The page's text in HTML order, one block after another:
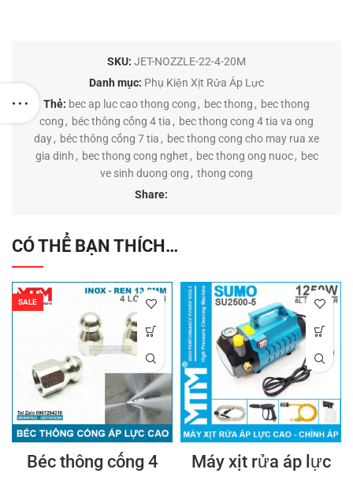
SKU: JET-NOZZLE-22-4-20M
Danh mục: Phụ Kiện Xịt Rửa Áp Lực
Thẻ: bec ap luc cao thong cong , bec thong , bec thong
cong , béc thông cống 4 tia , bec thong cong 4 tia va ong
day, béc thông cống 7 tia , bec thong cong cho may rua xe
gia dinh , bec thong cong nghet , bec thong ong nuoc , bec
ve sinh duong ong , thong cong
Share:
CÓ THỂ BẠN THÍCH…
SALE
Béc thông cống 4
Máy xịt rửa áp lực